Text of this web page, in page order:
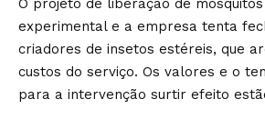
O projeto de liberação de
experimental e a empresa tenta
criadores de insetos estéreis, que
custos do serviço. Os valores e o
para a intervenção surtir efeito